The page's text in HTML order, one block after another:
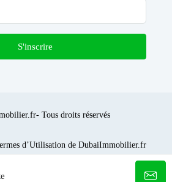
S'inscrire
Tous droits réservés
d’Utilisation de DubaiImmobilier.fr